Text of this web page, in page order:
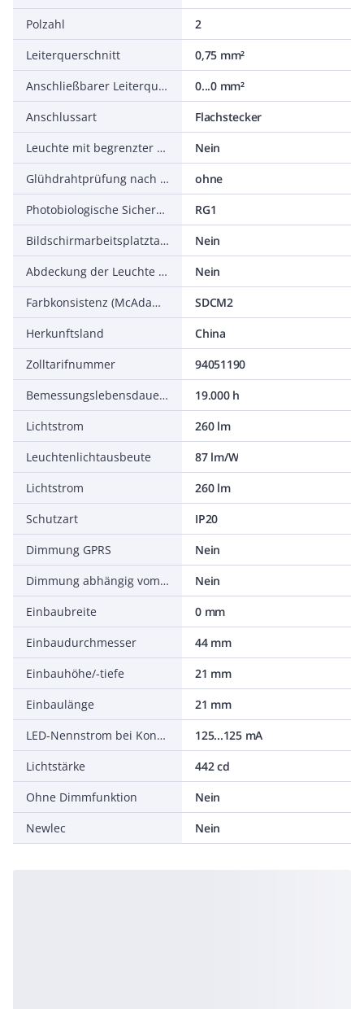
Polzahl
2
Leiterquerschnitt
0,75 mm²
Anschließbarer Leiterquerschnitt
0...0 mm²
Anschlussart
Flachstecker
Leuchte mit begrenzter Oberflächentemperatur D-Zeichen nach EN 60598-2-24
Nein
Glühdrahtprüfung nach IEC 60695-2-11
ohne
Photobiologische Sicherheit nach EN 62471
RG1
Bildschirmarbeitsplatztauglich nach EN 12464-1
Nein
Abdeckung der Leuchte mit Wärmedämmmaterial möglich
Nein
Farbkonsistenz (McAdam-Ellipse)
SDCM2
Herkunftsland
China
Zolltarifnummer
94051190
Bemessungslebensdauer L80/B10 bei 25 °C
19.000 h
Lichtstrom
260 lm
Leuchtenlichtausbeute
87 lm/W
Lichtstrom
260 lm
Schutzart
IP20
Dimmung GPRS
Nein
Dimmung abhängig vom Betriebsgerät
Nein
Einbaubreite
0 mm
Einbaudurchmesser
44 mm
Einbauhöhe/-tiefe
21 mm
Einbaulänge
21 mm
LED-Nennstrom bei Konstantstrom
125...125 mA
Lichtstärke
442 cd
Ohne Dimmfunktion
Nein
Newlec
Nein